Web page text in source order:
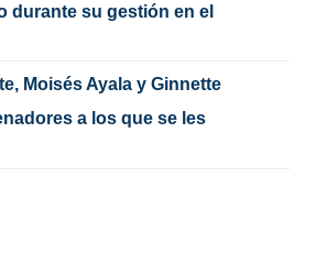
durante su gestión en el
Moisés Ayala y Ginnette
a los que se les